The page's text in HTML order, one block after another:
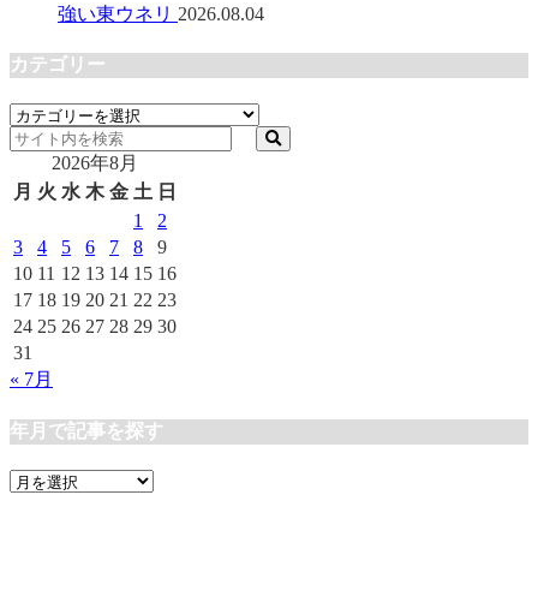
強い東ウネリ 2026.08.04
カテゴリー
カ
テ
リ
2026年8月
月 火 水 木 金 土 日
1
2
3
4 5 6 7 8
9
10 11 12 13 14 15 16
17 18 19 20 21 22 23
24 25 26 27 28 29 30
31
« 7月
年月で記事を探す
年